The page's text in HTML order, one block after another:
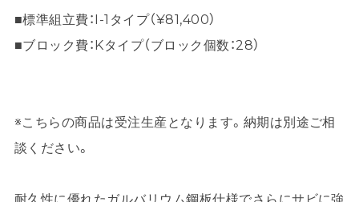
■標準組立費：I-1タイプ（¥81,400）
■ブロック費：Kタイプ（ブロック個数：28）
※こちらの商品は受注生産となります。納期は別途ご相
談ください。
耐久性に優れたガルバリウム鋼板仕様でさらにサビに強